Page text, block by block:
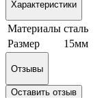
Характеристики
Материалы сталь
Размер
15мм
Отзывы
Оставить отзыв